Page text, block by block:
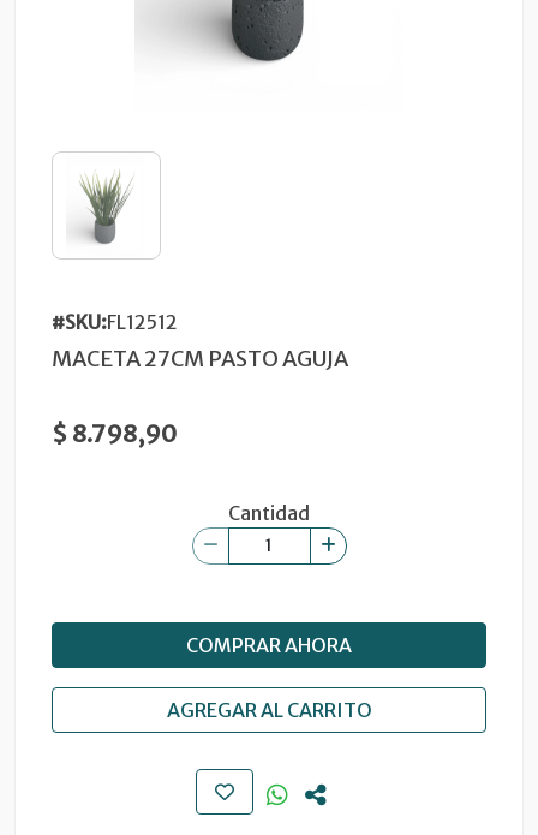
#SKU:FL12512
MACETA 27CM PASTO AGUJA
$ 8.798,90
Cantidad
COMPRAR AHORA
AGREGAR AL CARRITO